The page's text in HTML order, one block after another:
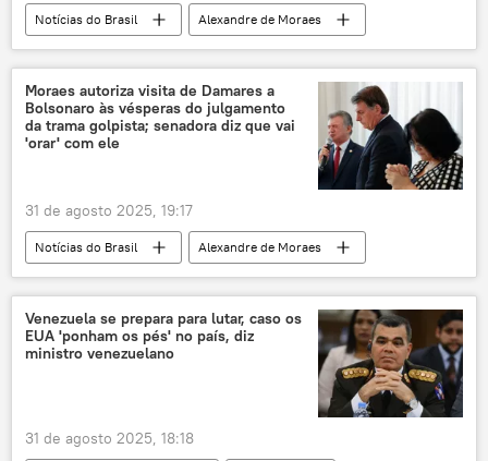
Notícias do Brasil
Alexandre de Moraes
Brasília
Estados Unidos
Brasil
STF
Supremo Tribunal Federal (STF)
Jardim Botânico
Sputnik
Jair Bolsonaro
Moraes autoriza visita de Damares a
Bolsonaro às vésperas do julgamento
da trama golpista; senadora diz que vai
'orar' com ele
31 de agosto 2025, 19:17
Notícias do Brasil
Alexandre de Moraes
Jair Bolsonaro
Damares Alves
Republicanos
Supremo Tribunal Federal (STF)
Venezuela se prepara para lutar, caso os
EUA 'ponham os pés' no país, diz
ministro venezuelano
31 de agosto 2025, 18:18